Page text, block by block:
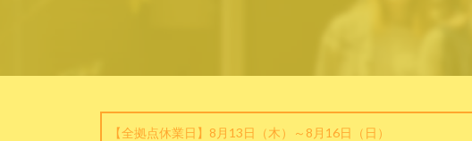
【全拠点休業日】8月13日（木）～8月16日（日）